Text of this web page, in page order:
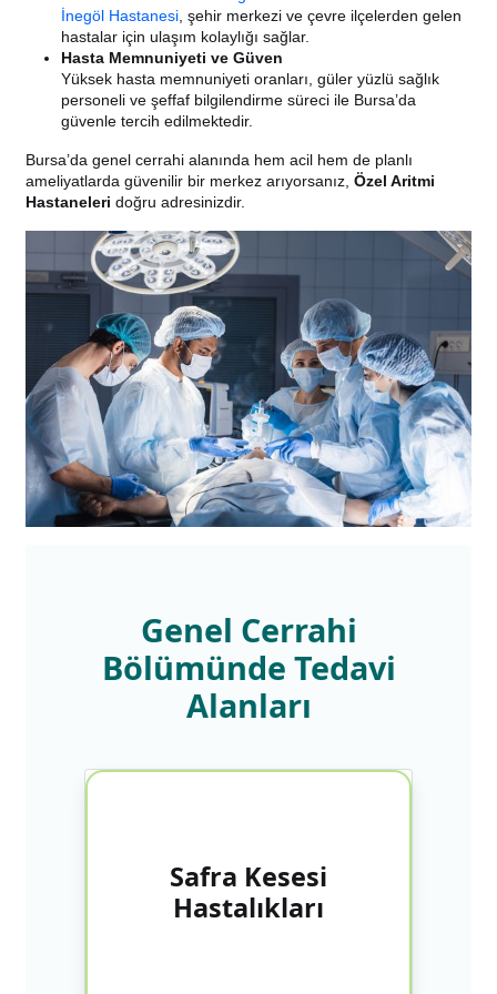
İnegöl Hastanesi , şehir merkezi ve çevre ilçelerden gelen
hastalar için ulaşım kolaylığı sağlar.
Hasta Memnuniyeti ve Güven
Yüksek hasta memnuniyeti oranları, güler yüzlü sağlık
personeli ve şeffaf bilgilendirme süreci ile Bursa’da
güvenle tercih edilmektedir.
Bursa’da genel cerrahi alanında hem acil hem de planlı
ameliyatlarda güvenilir bir merkez arıyorsanız,Özel Aritmi
Hastaneleri doğru adresinizdir.
Genel Cerrahi
Bölümünde Tedavi
Alanları
Safra Kesesi
Hastalıkları
taşları, safra yollarında tıkanıklık ve
iltihaplanma, laparoskopik cerrahi
ile güvenle tedavi edilir.